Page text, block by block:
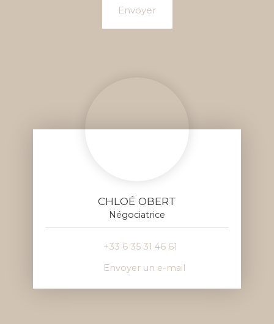
Envoyer
CHLOÉ OBERT
Négociatrice
+33 6 35 31 46 61
Envoyer un e-mail